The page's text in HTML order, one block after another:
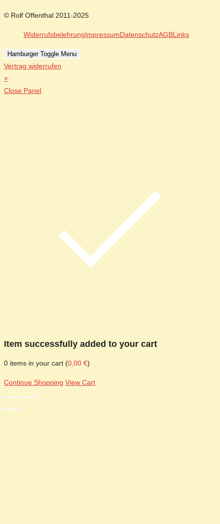
© Rolf Offenthal 2011-2025
WiderrufsbelehrungImpressumDatenschutzAGBLinks
Hamburger Toggle Menu
Vertrag widerrufen
×
Close Panel
Item successfully added to your cart
0 items in your cart (0,00 €)
Continue Shopping View Cart